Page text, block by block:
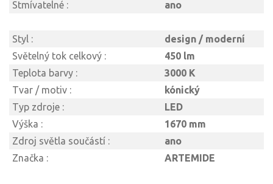
Stmívatelné :
ano
Styl :
design / moderní
Světelný tok celkový :
450 lm
Teplota barvy :
3000 K
Tvar / motiv :
kónický
Typ zdroje :
LED
Výška :
1670 mm
Zdroj světla součástí :
ano
Značka :
ARTEMIDE